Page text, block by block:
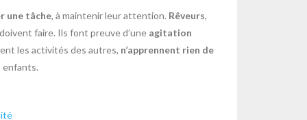
une tâche, à maintenir leur attention. Rêveurs,
faire. Ils font preuve d’une agitation
les activités des autres, n’apprennent rien de